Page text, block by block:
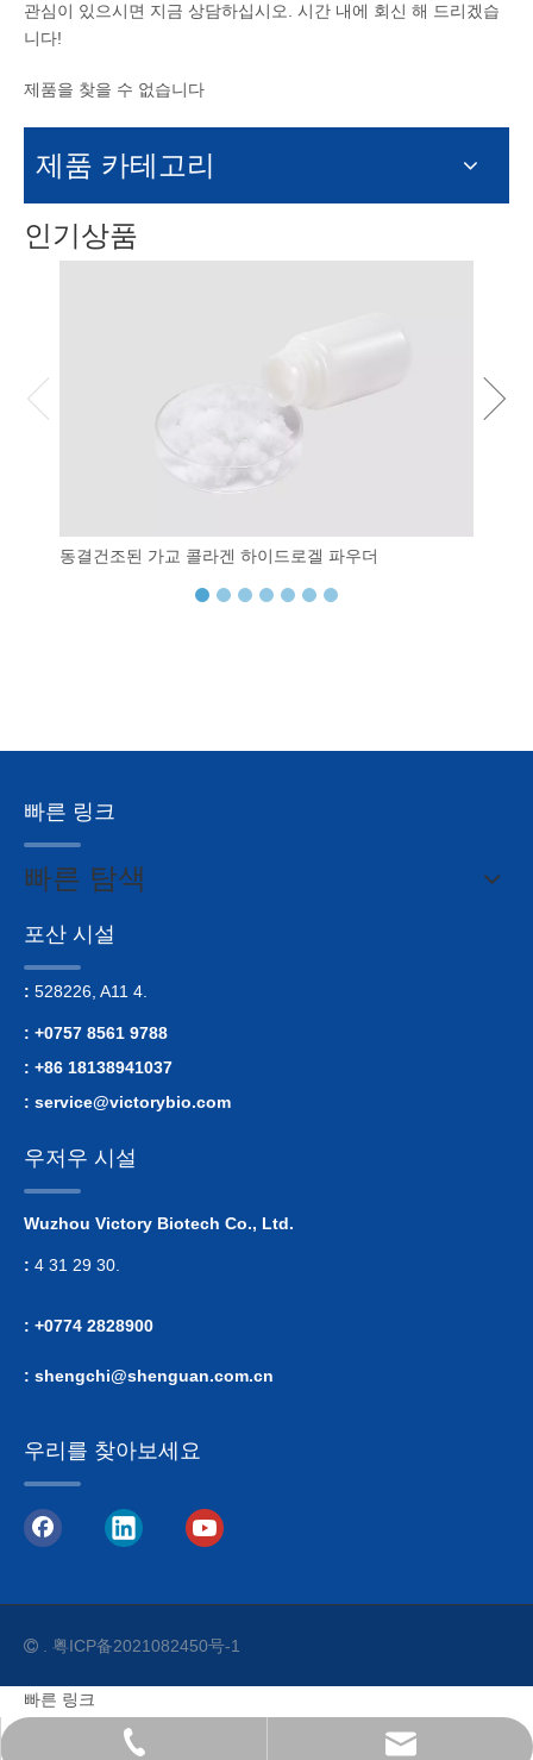
관심이 있으시면 지금 상담하십시오. 시간 내에 회신 해 드리겠습
니다!
제품을 찾을 수 없습니다
제품 카테고리
인기상품
동결건조된 가교 콜라겐 하이드로겔 파우더
빠른 링크
빠른 탐색
포산 시설
: 528226, A11 4.
: +0757 8561 9788
: +86 18138941037
: service@victorybio.com
우저우 시설
Wuzhou Victory Biotech Co., Ltd.
: 4 31 29 30.
: +0774 2828900
: shengchi@shenguan.com.cn
우리를 찾아보세요
 粤ICP备2021082450号-1
빠른 링크